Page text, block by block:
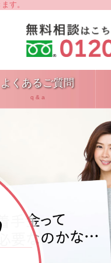
す。
よくあるご質問
q & a